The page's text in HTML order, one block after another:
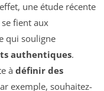
une étude récente
fient aux
qui souligne
authentiques.
à définir des
exemple, souhaitez-